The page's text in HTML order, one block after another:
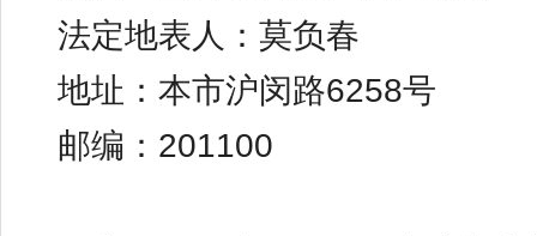
法定地表人：莫负春
地址：本市沪闵路6258号
邮编：201100